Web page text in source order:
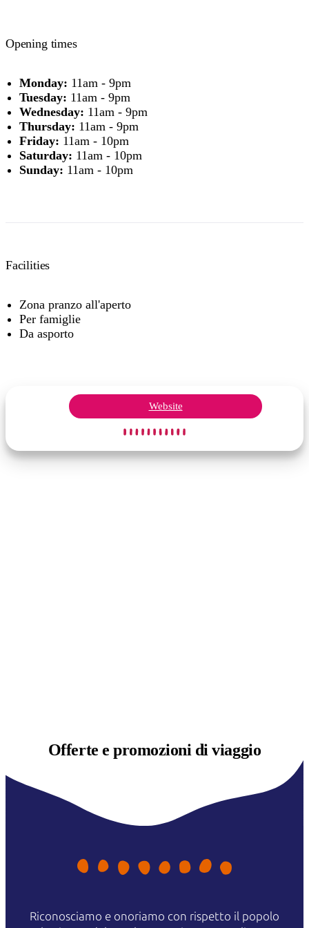
Opening times
Monday: 11am - 9pm
Tuesday: 11am - 9pm
Wednesday: 11am - 9pm
Thursday: 11am - 9pm
Friday: 11am - 10pm
Saturday: 11am - 10pm
Sunday: 11am - 10pm
Facilities
Zona pranzo all'aperto
Per famiglie
Da asporto
Website
Offerte epromozioni di viaggio
Riconosciamo e onoriamo con rispetto il popolo